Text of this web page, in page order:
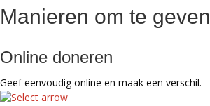
Manieren om te geven
Online doneren
Geef eenvoudig online en maak een verschil.